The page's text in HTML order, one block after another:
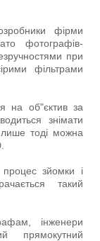
фірми
фотографів-
при
фільтрами
на об"єктив за
знімати
тоді можна
зйомки і
такий
інженери
прямокутний